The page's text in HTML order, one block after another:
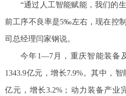
“通过人工智能赋能，我们的
前工序不良率是5‰左右，现在控
司总经理闫家钢说。
今年1—7月，重庆智能装备
1343.9亿元，增长7.9%。其中，
亿元，增长3.2%；动力装备产业